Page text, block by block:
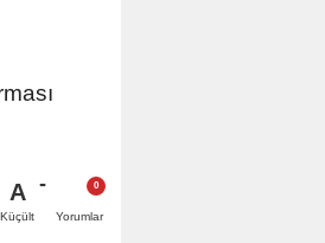
A
Küçült Yorumlar